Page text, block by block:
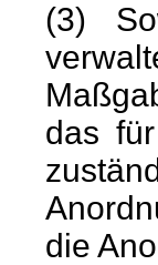
(3)
das
die